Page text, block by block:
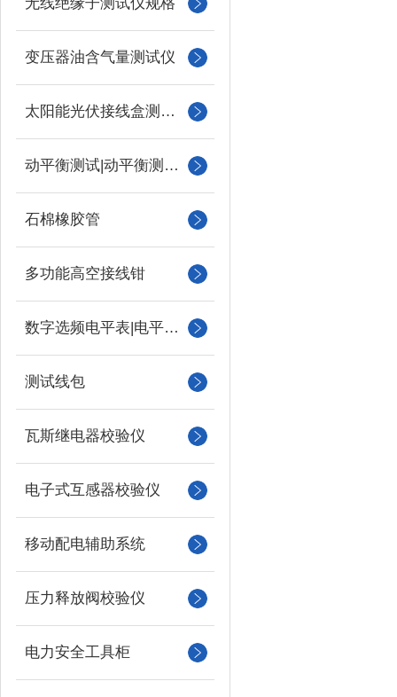
变压器油含气量测试仪
太阳能光伏接线盒测试仪
动平衡测试|动平衡测量仪
石棉橡胶管
多功能高空接线钳
数字选频电平表|电平振荡器
测试线包
瓦斯继电器校验仪
电子式互感器校验仪
移动配电辅助系统
压力释放阀校验仪
电力安全工具柜